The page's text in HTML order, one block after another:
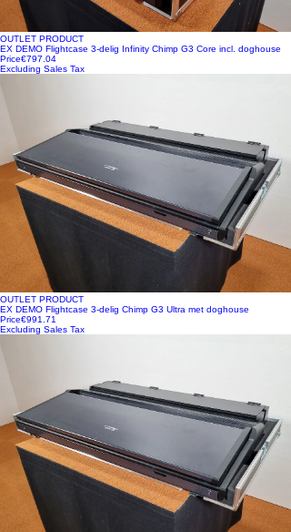
OUTLET PRODUCT
EX DEMO Flightcase 3-delig Infinity Chimp G3 Core incl. doghouse
Price€797.04
Excluding Sales Tax
OUTLET PRODUCT
EX DEMO Flightcase 3-delig Chimp G3 Ultra met doghouse
Price€991.71
Excluding Sales Tax